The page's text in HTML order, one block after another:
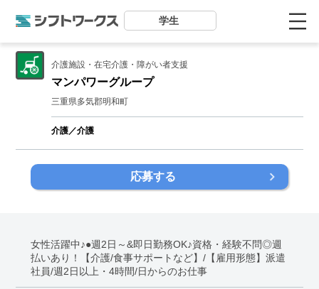
学生
介護施設・在宅介護・障がい者支援
マンパワーグループ
三重県多気郡明和町
介護／介護
応募する
女性活躍中♪●週2日～&即日勤務OK♪資格・経験不問◎週
払いあり！【介護/食事サポートなど】/【雇用形態】派遣
社員/週2日以上・4時間/日からのお仕事